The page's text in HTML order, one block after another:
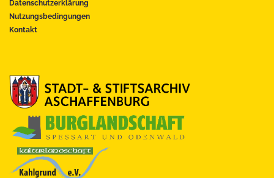
Datenschutzerklärung
Nutzungsbedingungen
Kontakt